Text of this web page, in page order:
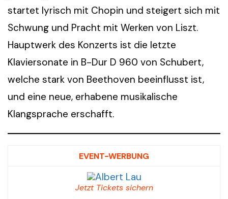
startet lyrisch mit Chopin und steigert sich mit
Schwung und Pracht mit Werken von Liszt.
Hauptwerk des Konzerts ist die letzte
Klaviersonate in B-Dur D 960 von Schubert,
welche stark von Beethoven beeinflusst ist,
und eine neue, erhabene musikalische
Klangsprache erschafft.
EVENT-WERBUNG
Jetzt Tickets sichern